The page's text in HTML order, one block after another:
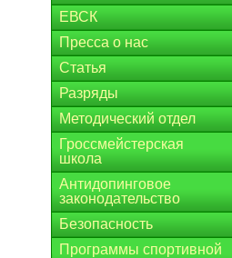
ЕВСК
Пресса о нас
Статья
Разряды
Методический отдел
Гроссмейстерская
школа
Антидопинговое
законодательство
Безопасность
Программы спортивной